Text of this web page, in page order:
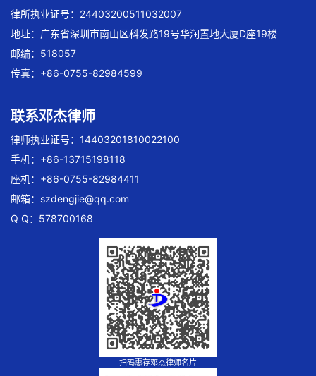
律所执业证号：24403200511032007
地址：广东省深圳市南山区科发路19号华润置地大厦D座19楼
邮编：518057
传真：+86-0755-82984599
联系邓杰律师
律师执业证号：14403201810022100
手机：+86-13715198118
座机：+86-0755-82984411
邮箱： szdengjie@qq.com
Q Q：578700168
扫码惠存邓杰律师名片